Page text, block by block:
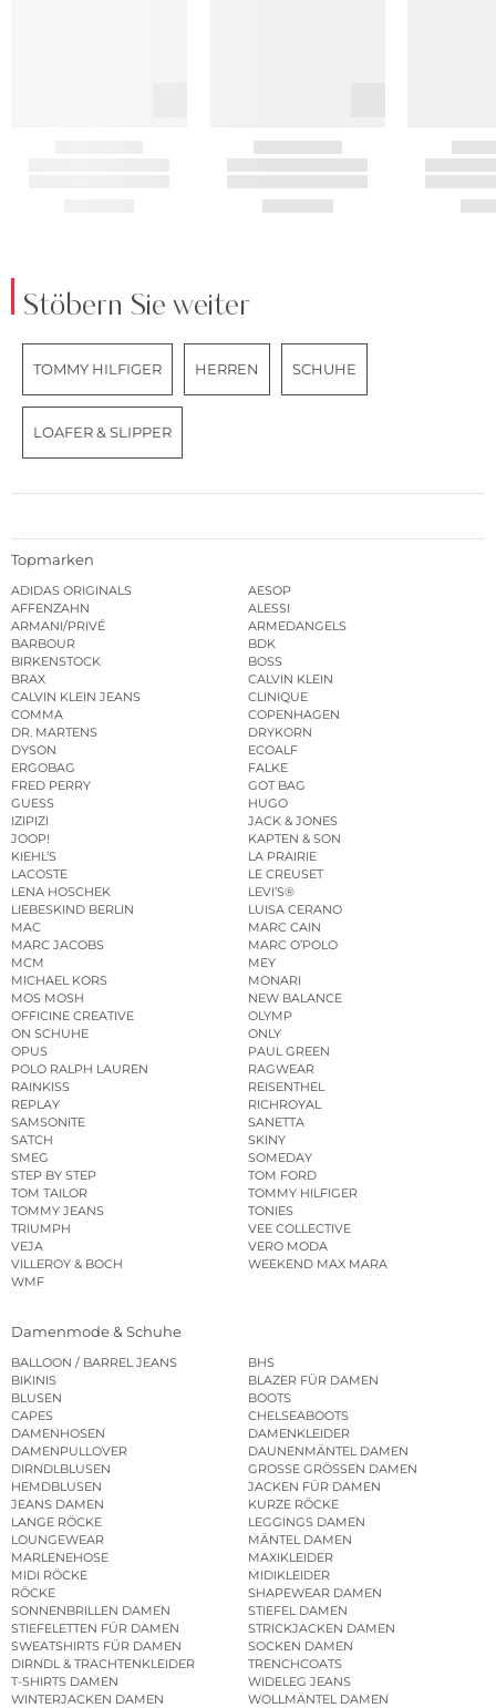
Stöbern Sie weiter
TOMMY HILFIGER HERREN SCHUHE
LOAFER & SLIPPER
Topmarken
ADIDAS ORIGINALS
AESOP
AFFENZAHN
ALESSI
ARMANI/PRIVÉ
ARMEDANGELS
BARBOUR
BDK
BIRKENSTOCK
BOSS
BRAX
CALVIN KLEIN
CALVIN KLEIN JEANS
CLINIQUE
COMMA
COPENHAGEN
DR. MARTENS
DRYKORN
DYSON
ECOALF
ERGOBAG
FALKE
FRED PERRY
GOT BAG
GUESS
HUGO
IZIPIZI
JACK & JONES
JOOP!
KAPTEN & SON
KIEHL’S
LA PRAIRIE
LACOSTE
LE CREUSET
LENA HOSCHEK
LEVI’S®
LIEBESKIND BERLIN
LUISA CERANO
MAC
MARC CAIN
MARC JACOBS
MARC O’POLO
MCM
MEY
MICHAEL KORS
MONARI
MOS MOSH
NEW BALANCE
OFFICINE CREATIVE
OLYMP
ON SCHUHE
ONLY
OPUS
PAUL GREEN
POLO RALPH LAUREN
RAGWEAR
RAINKISS
REISENTHEL
REPLAY
RICHROYAL
SAMSONITE
SANETTA
SATCH
SKINY
SMEG
SOMEDAY
STEP BY STEP
TOM FORD
TOM TAILOR
TOMMY HILFIGER
TOMMY JEANS
TONIES
TRIUMPH
VEE COLLECTIVE
VEJA
VERO MODA
VILLEROY & BOCH
WEEKEND MAX MARA
WMF
Damenmode & Schuhe
BALLOON / BARREL JEANS
BHS
BIKINIS
BLAZER FÜR DAMEN
BLUSEN
BOOTS
CAPES
CHELSEABOOTS
DAMENHOSEN
DAMENKLEIDER
DAMENPULLOVER
DAUNENMÄNTEL DAMEN
DIRNDLBLUSEN
GROSSE GRÖSSEN DAMEN
HEMDBLUSEN
JACKEN FÜR DAMEN
JEANS DAMEN
KURZE RÖCKE
LANGE RÖCKE
LEGGINGS DAMEN
LOUNGEWEAR
MÄNTEL DAMEN
MARLENEHOSE
MAXIKLEIDER
MIDI RÖCKE
MIDIKLEIDER
RÖCKE
SHAPEWEAR DAMEN
SONNENBRILLEN DAMEN
STIEFEL DAMEN
STIEFELETTEN FÜR DAMEN
STRICKJACKEN DAMEN
SWEATSHIRTS FÜR DAMEN
SOCKEN DAMEN
DIRNDL & TRACHTENKLEIDER
TRENCHCOATS
T-SHIRTS DAMEN
WIDELEG JEANS
WINTERJACKEN DAMEN
WOLLMÄNTEL DAMEN